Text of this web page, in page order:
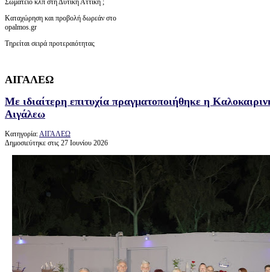
Σωματείο κλπ στη Δυτική Αττική ;
Καταχώρηση και προβολή δωρεάν στο
opalmos.gr
Τηρείται σειρά προτεραιότητας
ΑΙΓΑΛΕΩ
Με ιδιαίτερη επιτυχία πραγματοποιήθηκε η
Αιγάλεω
Κατηγορία:ΑΙΓΑΛΕΩ
Δημοσιεύτηκε στις 27 Ιουνίου 2026